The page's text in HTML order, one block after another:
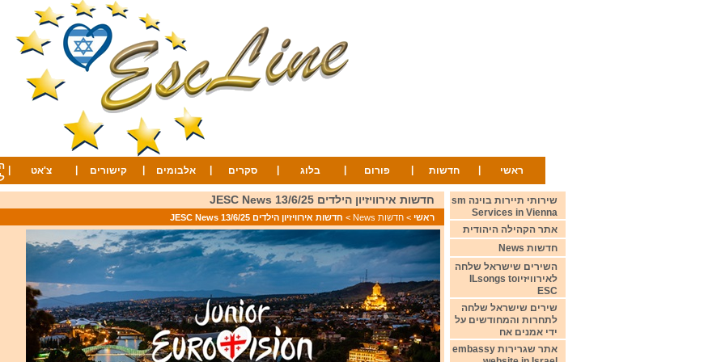
ראשי חדשות פורום בלוג סקרים אלבומים קישורים צ'אט
חדשות אירוויזיון הילדים 13/6/25 JESC News
ראשי > חדשות News > חדשות אירוויזיון הילדים 13/6/25 JESC News
שירותי תיירות בוינה sm
Services in Vienna
אתר הקהילה היהודית
חדשות News
השירים שישראל שלחה
לאירוויזיוILsongs to
ESC
שירים שישראל שלחה
לתחרות והמחודשים על
ידי אמנים אח
אתר שגרירות embassy